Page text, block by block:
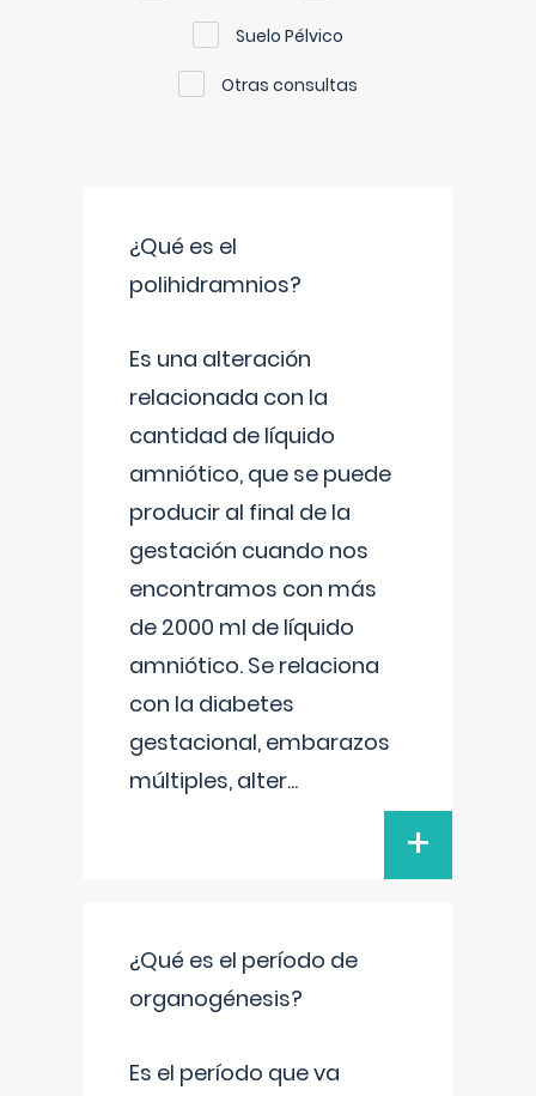
Suelo Pélvico
Otras consultas
¿Qué es el
polihidramnios?
Es una alteración
relacionada con la
cantidad de líquido
amniótico, que se puede
producir al final de la
gestación cuando nos
encontramos con más
de 2000 ml de líquido
amniótico. Se relaciona
con la diabetes
gestacional, embarazos
múltiples, alter...
+
¿Qué es el período de
organogénesis?
Es el período que va